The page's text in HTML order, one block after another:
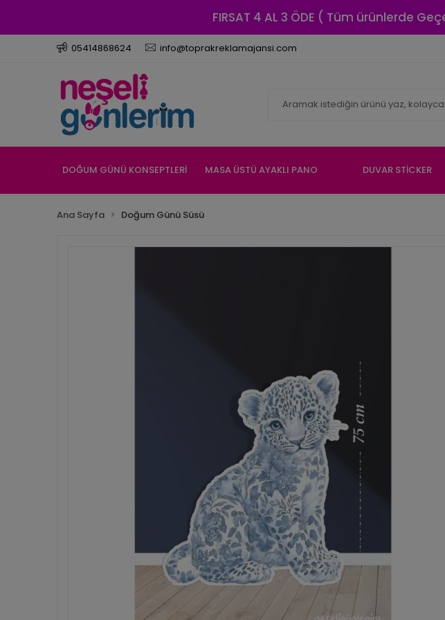
FIRSAT 4 AL 3 ÖDE ( Tüm ürünlerde
05414868624 info@toprakreklamajansi.com
DOĞUM GÜNÜ KONSEPTLERİ MASA ÜSTÜ AYAKLI PANO DUVAR STİCKER
Ana Sayfa Doğum Günü Süsü